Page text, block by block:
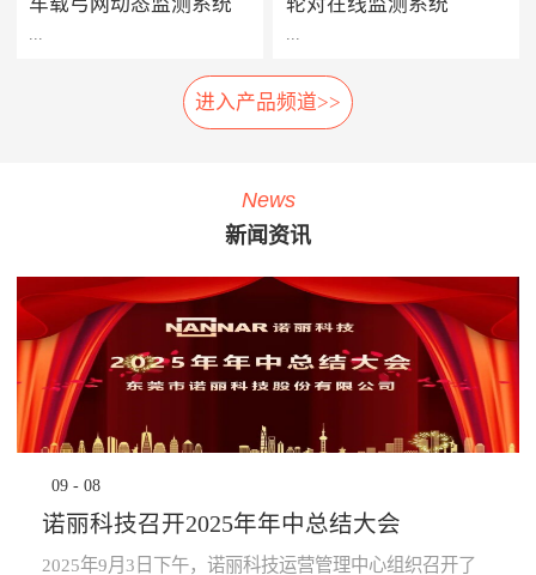
爆胎时能够及时做出预报及报
扩大及危险的发生。 系统组
成： 1、胎压传感器· 安装在
走行轮、导向轮、稳定轮气门
运算，并对运行数据进行存
TCMS网络监控终端。 系统
功能： · 导向轮胎压值及温度
的实时监测，并对异常状态报
警；· 稳定轮胎压值及温度的
实时监测，并对异常状态报
警；· 走行轮胎压值及温度的
实时监测，并对异常状态报
分析校验，提前预知轮胎异常
状态进行预防性报警提
示。 产品优势： · 采用进口定
制的专业级精密胎压监测芯
设备健康状态预警及检修智能
延长车辆设备的生命周期。
· 提升员工生产力：管理层通
过系统设定各项绩效指标，系
“公开、全貌、闭环”的分析及
预警，可有效激励员工主动提
“指哪打哪”的调控指挥棒与全
员自主对照改善的作用。· 提
升管理的水平：一方面，对车
辆设备故障、检修效率等量化
分析，将充分暴露管理的薄弱
环节，为有针对性提升管理水
平提供依据；另一方面，系统
提升地铁运营企业运营管理能
力。· 为决策提供依据：车辆
设备健康状态、车辆检修作业
车载弓网动态监测系统是一种
车载受电弓实时自动化、动态
测弓网状态和主要工作参数，
系统除了对弓网各种状态检测
外，还将自动记录每次被检测
的弓网状态异常时的图像及数
据。通过视觉分析技术，对受
电弓在行车时的状态监控，使
列车员能够及时了解车辆受电
弓故障，保证列车安全运
行。 分系统： 1、车载数据采
摄像机、光源、电源、工控
机、3G无线网络设备等。2、
公共网络· 通过公共网络进行
数据传输。· 网络可以采用
轮对在线检测系统安装在正线
站端或车辆段的入段线上，具
探测、制动闸片磨耗检测、自
动识别列车车号、自动判别行
及数据管理等功能，能做到故
障定位及故障跟踪。通过计算
机软件分析，实现对车辆轮对
安全状态进行预报，使列检工
人及时发现并处理车辆故障，
为列车安全运营保驾护航。
产品子系统： 车号图像
统 轮对尺寸检测系统
轴温在线检测系统 产品优
势： 1、体积小:采用了多
进入产品频道>>
News
新闻资讯
09 - 08
诺丽科技召开2025年年中总结大会
2025年9月3日下午，诺丽科技运营管理中心组织召开了